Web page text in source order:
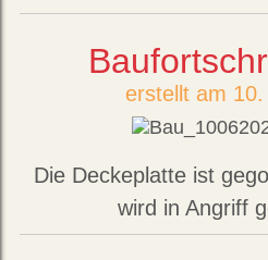
erstellt am
Die Deckeplatte ist
wird in Angriff